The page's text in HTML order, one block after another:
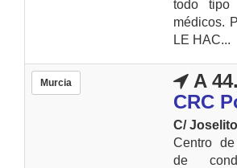
todo tipo
médicos.
LE HAC...
Murcia
A
CRC
C/
Centro de
de